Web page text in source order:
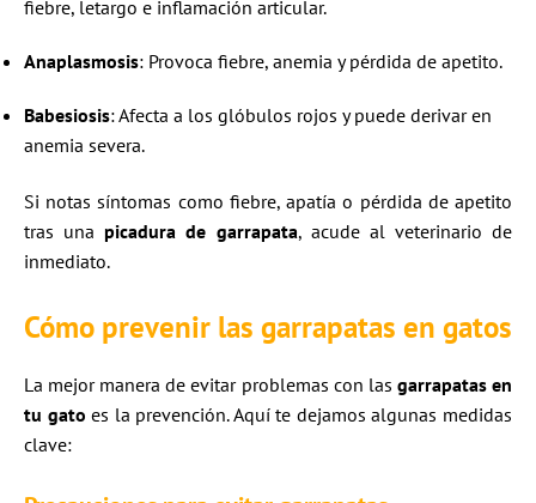
fiebre, letargo e inflamación articular.
Anaplasmosis: Provoca fiebre, anemia y pérdida de apetito.
Babesiosis: Afecta a los glóbulos rojos y puede derivar en
anemia severa.
Si notas síntomas como fiebre, apatía o pérdida de apetito
tras unapicadura de garrapata, acude al veterinario de
inmediato.
Cómo prevenir las garrapatas en gatos
La mejor manera de evitar problemas con las garrapatas en
tu gato es la prevención. Aquí te dejamos algunas medidas
clave: